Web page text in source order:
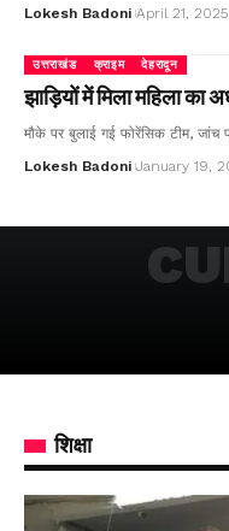
Lokesh Badoni April 21, 2025
उत्तराखंड क्राइम देहरादून
झाड़ियों में मिला महिला का
मौके पर बुलाई गई फोरेंसिक टीम,
Lokesh Badoni January 19,
शिक्षा